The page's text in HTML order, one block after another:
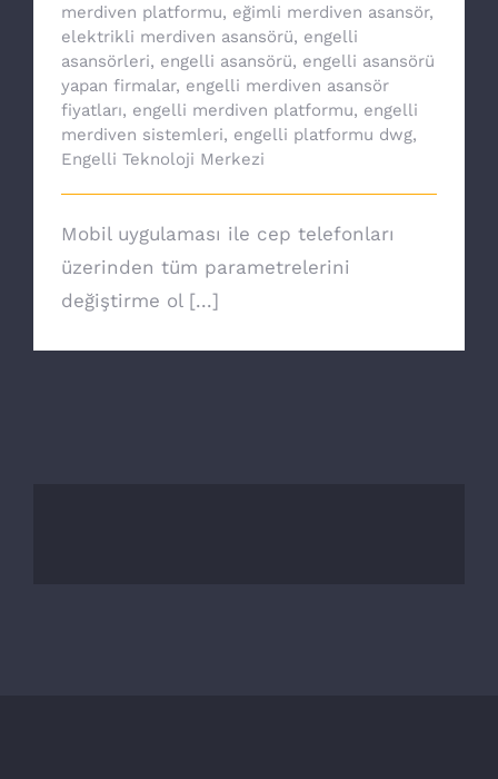
merdiven platformu, eğimli merdiven asansör,
elektrikli merdiven asansörü, engelli
asansörleri, engelli asansörü, engelli asansörü
yapan firmalar, engelli merdiven asansör
fiyatları, engelli merdiven platformu, engelli
merdiven sistemleri, engelli platformu dwg,
Engelli Teknoloji Merkezi
Mobil uygulaması ile cep telefonları
üzerinden tüm parametrelerini
değiştirme ol [...]